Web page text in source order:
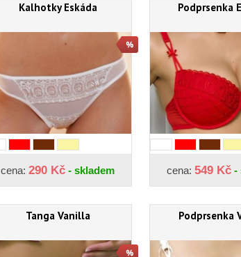
Kalhotky Eskáda
cena: 290 Kč - skladem
Podprsenka
cena: 549 Kč -
Tanga Vanilla Podprsenka